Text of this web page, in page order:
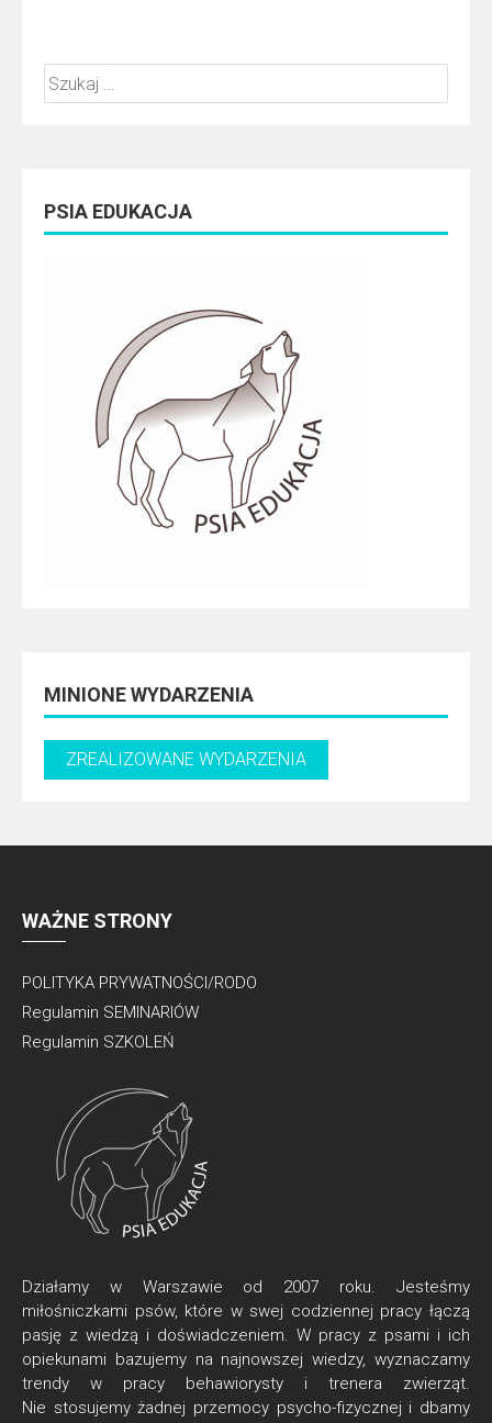
Szukaj:
PSIA EDUKACJA
MINIONE WYDARZENIA
WAŻNE STRONY
POLITYKA PRYWATNOŚCI/RODO
Regulamin SEMINARIÓW
Regulamin SZKOLEŃ
Działamy w Warszawie od 2007 roku. Jesteśmy
miłośniczkami psów, które w swej codziennej pracy łączą
pasję z wiedzą i doświadczeniem. W pracy z psami i ich
opiekunami bazujemy na najnowszej wiedzy, wyznaczamy
trendy w pracy behawiorysty i trenera zwierząt.
Nie stosujemy żadnej przemocy psycho-fizycznej i dbamy